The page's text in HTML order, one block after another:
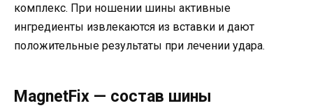
комплекс. При ношении шины активные
ингредиенты извлекаются из вставки и дают
положительные результаты при лечении удара.
MagnetFix — состав шины